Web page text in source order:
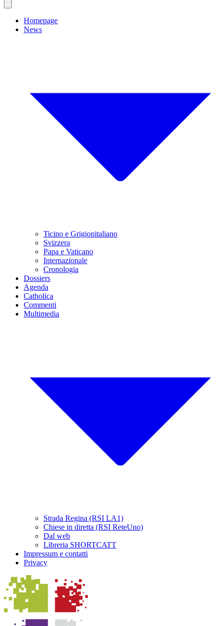
Homepage
News
Ticino e Grigionitaliano
Svizzera
Papa e Vaticano
Internazionale
Cronologia
Dossiers
Agenda
Catholica
Commenti
Multimedia
Strada Regina (RSI LA1)
Chiese in diretta (RSI ReteUno)
Dal web
Libreria SHORTCATT
Impressum e contatti
Privacy